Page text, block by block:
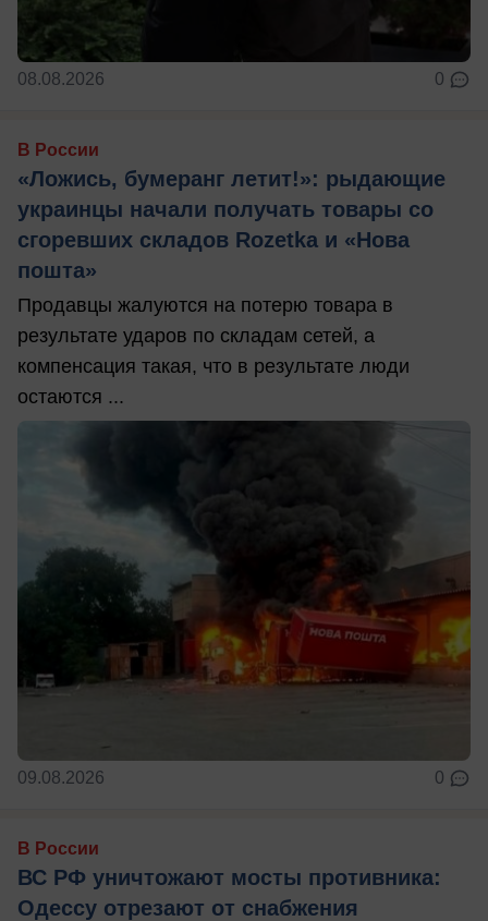
08.08.2026 0
В России
«Ложись, бумеранг летит!»: рыдающие
украинцы начали получать товары со
сгоревших складов Rozetka и «Нова
пошта»
Продавцы жалуются на потерю товара в
результате ударов по складам сетей, а
компенсация такая, что в результате люди
остаются ...
09.08.2026 0
В России
ВС РФ уничтожают мосты противника:
Одессу отрезают от снабжения